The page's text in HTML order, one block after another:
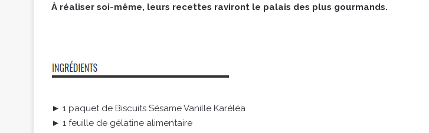
À réaliser soi-même, leurs recettes raviront le palais des plus gourmands.
► 1 paquet de Biscuits Sésame Vanille Karéléa
► 1 feuille de gélatine alimentaire